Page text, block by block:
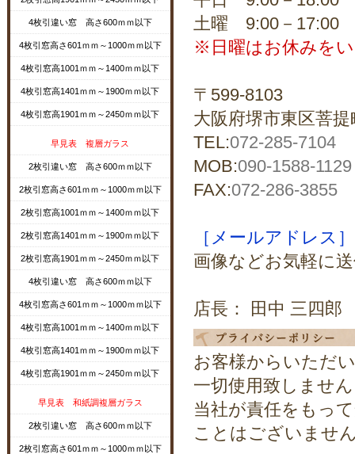
4枚引違い窓 高さ600ｍｍ以下
4枚引窓高さ601ｍｍ～1000ｍｍ以下
4枚引窓高1001ｍｍ～1400ｍｍ以下
4枚引窓高1401ｍｍ～1900ｍｍ以下
4枚引窓高1901ｍｍ～2450ｍｍ以下
早見表 複層ガラス
2枚引違い窓 高さ600ｍｍ以下
2枚引窓高さ601ｍｍ～1000ｍｍ以下
2枚引窓高1001ｍｍ～1400ｍｍ以下
2枚引窓高1401ｍｍ～1900ｍｍ以下
2枚引窓高1901ｍｍ～2450ｍｍ以下
4枚引違い窓 高さ600ｍｍ以下
4枚引窓高さ601ｍｍ～1000ｍｍ以下
4枚引窓高1001ｍｍ～1400ｍｍ以下
4枚引窓高1401ｍｍ～1900ｍｍ以下
4枚引窓高1901ｍｍ～2450ｍｍ以下
早見表 和紙調複層ガラス
2枚引違い窓 高さ600ｍｍ以下
2枚引窓高さ601ｍｍ～1000ｍｍ以下
土曜 9:00－17:00
※日曜はお休みを
〒599-8103
大阪府堺市東区菩提
TEL:072-285-7104
MOB:090-1588-1129
FAX:072-286-3855
［メールアドレス
画像などお気軽に
店長： 田中 三四郎
お客様からいただ
一切使用致しませ
当社が責任をもっ
ことはございませ